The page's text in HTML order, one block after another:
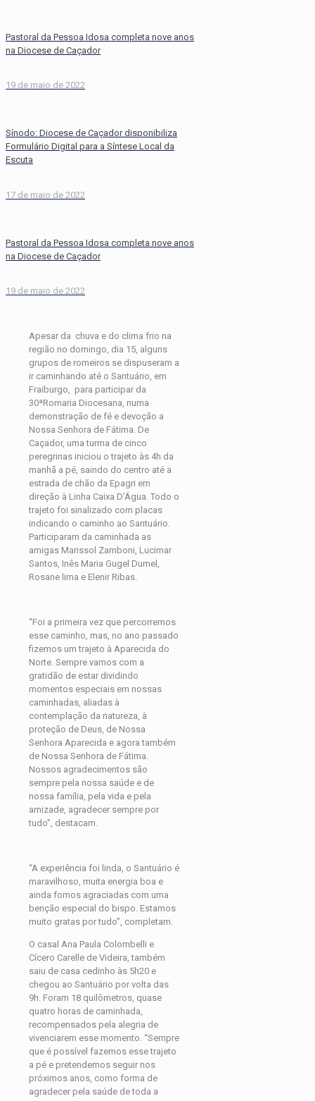
Pastoral da Pessoa Idosa completa nove anos
na Diocese de Caçador
19 de maio de 2022
Sínodo: Diocese de Caçador disponibiliza
Formulário Digital para a Síntese Local da
Escuta
17 de maio de 2022
Pastoral da Pessoa Idosa completa nove anos
na Diocese de Caçador
19 de maio de 2022
Apesar da chuva e do clima frio na
região no domingo, dia 15, alguns
grupos de romeiros se dispuseram a
ir caminhando até o Santuário, em
Fraiburgo, para participar da
30ªRomaria Diocesana, numa
demonstração de fé e devoção a
Nossa Senhora de Fátima. De
Caçador, uma turma de cinco
peregrinas iniciou o trajeto às 4h da
manhã a pé, saindo do centro até a
estrada de chão da Epagri em
direção à Linha Caixa D’Água. Todo o
trajeto foi sinalizado com placas
indicando o caminho ao Santuário.
Participaram da caminhada as
amigas Marissol Zamboni, Lucimar
Santos, Inês Maria Gugel Dumel,
Rosane lima e Elenir Ribas.
“Foi a primeira vez que percorremos
esse caminho, mas, no ano passado
fizemos um trajeto à Aparecida do
Norte. Sempre vamos com a
gratidão de estar dividindo
momentos especiais em nossas
caminhadas, aliadas à
contemplação da natureza, à
proteção de Deus, de Nossa
Senhora Aparecida e agora também
de Nossa Senhora de Fátima.
Nossos agradecimentos são
sempre pela nossa saúde e de
nossa família, pela vida e pela
amizade, agradecer sempre por
tudo”, destacam.
“A experiência foi linda, o Santuário é
maravilhoso, muita energia boa e
ainda fomos agraciadas com uma
benção especial do bispo. Estamos
muito gratas por tudo”, completam.
O casal Ana Paula Colombelli e
Cícero Carelle de Videira, também
saiu de casa cedinho às 5h20 e
chegou ao Santuário por volta das
9h. Foram 18 quilômetros, quase
quatro horas de caminhada,
recompensados pela alegria de
vivenciarem esse momento. “Sempre
que é possível fazemos esse trajeto
a pé e pretendemos seguir nos
próximos anos, como forma de
agradecer pela saúde de toda a